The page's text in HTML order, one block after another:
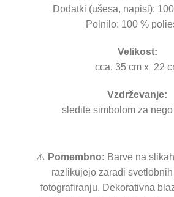
Dodatki (ušesa, napisi):
Polnilo: 100 %
Velikost:
cca. 35 cm x 22
Vzdrževanje:
sledite simbolom za
⚠️ Pomembno: Barve na
razlikujejo zaradi
fotografiranju. Dekorativna